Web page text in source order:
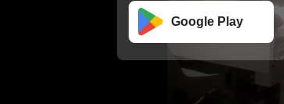
Google Play